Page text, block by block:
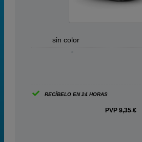
sin color
RECÍBELO EN 24 HORAS
PVP 9,35 €